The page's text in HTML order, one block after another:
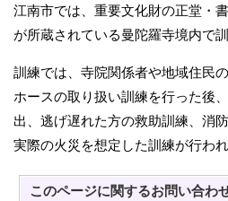
江南市では、重要文化財の正堂・
が所蔵されている曼陀羅寺境内で
訓練では、寺院関係者や地域住民
ホースの取り扱い訓練を行った後
出、逃げ遅れた方の救助訓練、消
実際の火災を想定した訓練が行われ
このページに関するお問い合わ